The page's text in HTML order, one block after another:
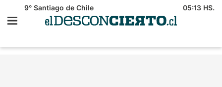
9° Santiago de Chile 05:13 HS.